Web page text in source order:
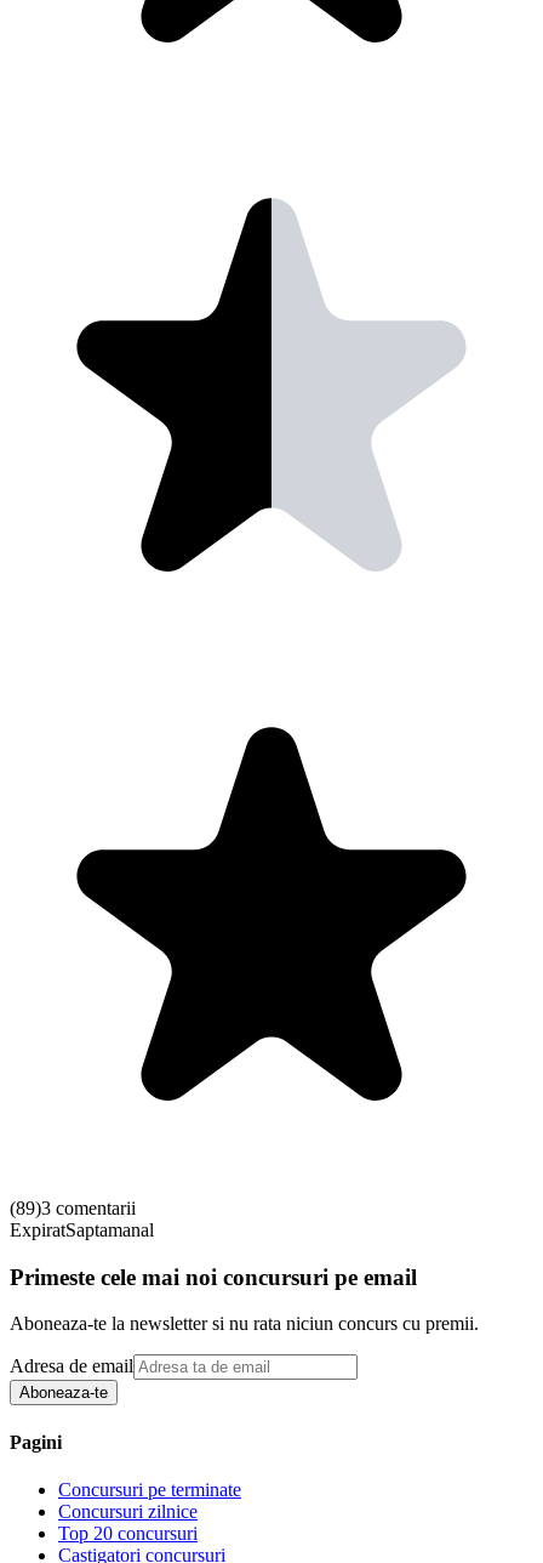
(89)3 comentarii
ExpiratSaptamanal
Primeste cele mai noi concursuri pe email
Aboneaza-te la newsletter si nu rata niciun concurs cu premii.
Adresa de email
Aboneaza-te
Pagini
Concursuri pe terminate
Concursuri zilnice
Top 20 concursuri
Castigatori concursuri